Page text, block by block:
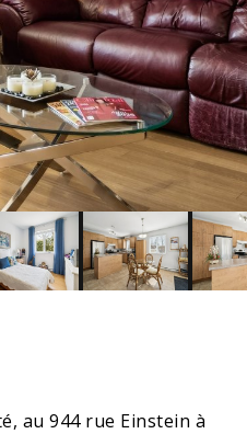
au 944 rue Einstein à